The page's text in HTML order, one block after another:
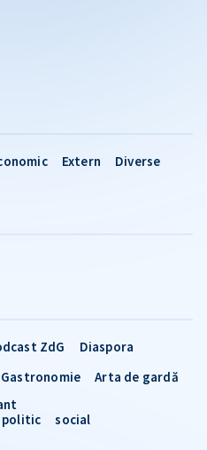
Extern Diverse
ZdG
Diaspora
Gastronomie
Arta de gardă
politic social